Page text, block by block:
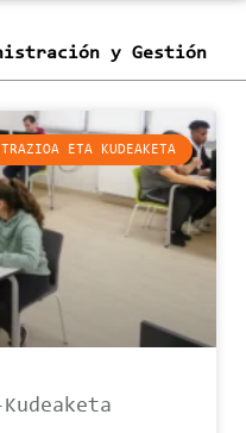
y Gestión
ETA KUDEAKETA